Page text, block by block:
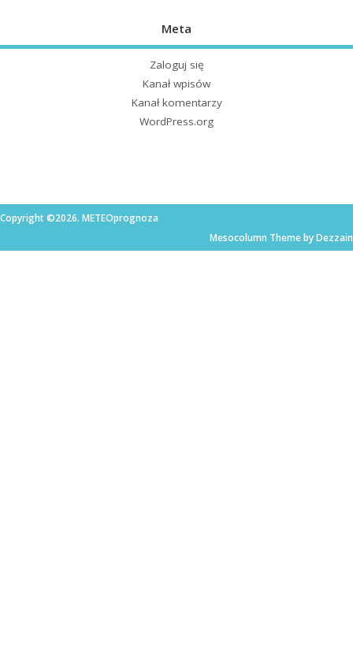
Meta
Zaloguj się
Kanał wpisów
Kanał komentarzy
WordPress.org
Copyright ©2026. METEOprognoza
Mesocolumn Theme by Dezzain